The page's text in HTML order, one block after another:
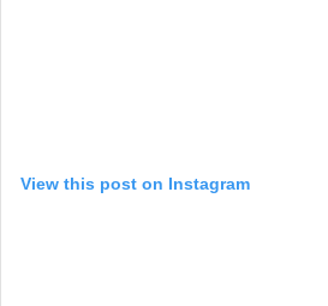
View this post on Instagram